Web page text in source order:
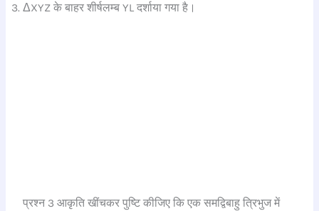
ΔXYZ के बाहर शीर्षलम्ब YL दर्शाया गया है।
प्रश्न 3 आकृति खींचकर पुष्टि कीजिए कि एक समद्विबाहु त्रिभुज में